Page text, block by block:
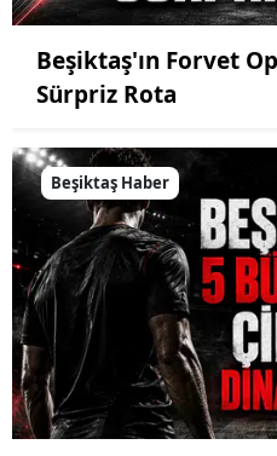
Beşiktaş'ın Forvet
Sürpriz Rota
Beşiktaş Haber